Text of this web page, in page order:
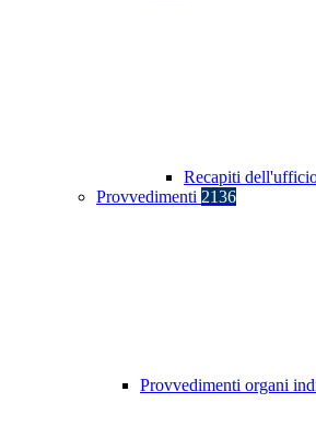
Recapiti
Provvedimenti 2136
Provvedimenti organi